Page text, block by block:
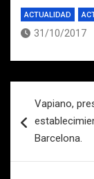
ACTUALIDAD
31/10/2017
de
entradas
Vapiano,
Barcelona.